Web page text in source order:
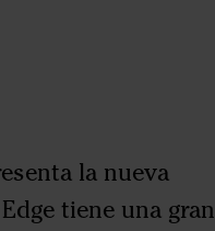
la nueva
tiene una gran